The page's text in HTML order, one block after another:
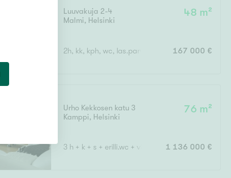
Luuvakuja 2-4
Malmi, Helsinki
48 m²
2h, kk, kph, wc, las.parv 167 000 €
Urho Kekkosen katu 3
Kamppi, Helsinki
76 m²
3 h + k + s + erilli.wc + vh + lasitettu terassiparveke
1 136 000 €